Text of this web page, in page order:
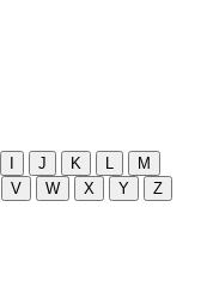
J K L
M
V W X Y
Z